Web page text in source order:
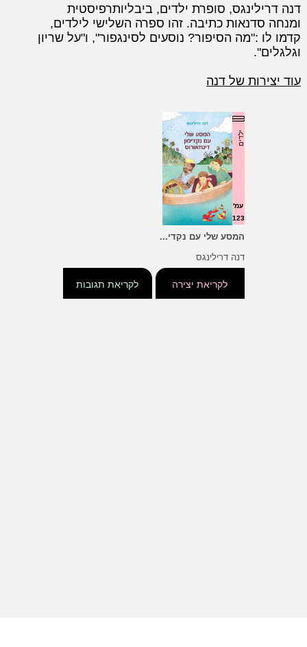
דנה דרילינגס, סופרת ילדים, ביבליותרפיסטית
ומנחה סדנאות כתיבה. זהו ספרה השלישי לילדים,
קדמו לו :"מה הסיפור? נוסעים לסינגפור", ו"על שריון
וגלגלים".
עוד יצירות של דנה
ילדים
עמ'
123
המסע שלי עם נקדי...
דנה דרילינגס
לקריאת תגובות לקריאת יצירה